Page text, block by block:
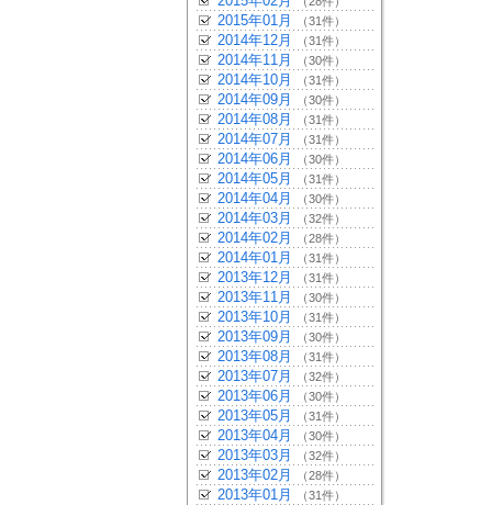
2015年01月 （31件）
2014年12月 （31件）
2014年11月 （30件）
2014年10月 （31件）
2014年09月 （30件）
2014年08月 （31件）
2014年07月 （31件）
2014年06月 （30件）
2014年05月 （31件）
2014年04月 （30件）
2014年03月 （32件）
2014年02月 （28件）
2014年01月 （31件）
2013年12月 （31件）
2013年11月 （30件）
2013年10月 （31件）
2013年09月 （30件）
2013年08月 （31件）
2013年07月 （32件）
2013年06月 （30件）
2013年05月 （31件）
2013年04月 （30件）
2013年03月 （32件）
2013年02月 （28件）
2013年01月 （31件）